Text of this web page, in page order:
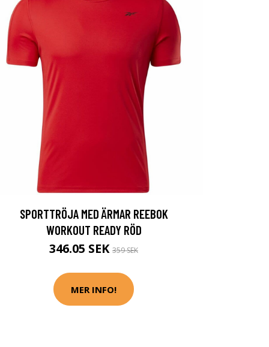
SPORTTRÖJA MED ÄRMAR REEBOK
WORKOUT READY RÖD
346.05 SEK 359 SEK
MER INFO!